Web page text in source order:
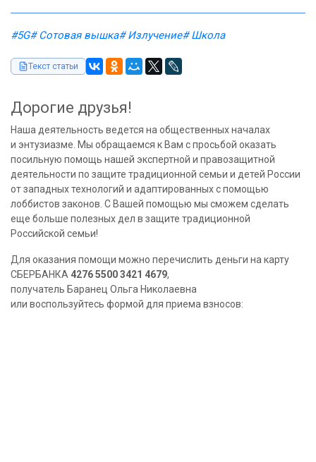
#5G# Сотовая вышка# Излучение# Школа
Текст статьи
Дорогие друзья!
Наша деятельность ведется на общественных началах
и энтузиазме. Мы обращаемся к Вам с просьбой оказать
посильную помощь нашей экспертной и правозащитной
деятельности по защите традиционной семьи и детей России
от западных технологий и адаптированных с помощью
лоббистов законов. С Вашей помощью мы сможем сделать
еще больше полезных дел в защите традиционной
Российской семьи!
Для оказания помощи можно перечислить деньги на карту
СБЕРБАНКА 4276 5500 3421 4679,
получатель Баранец Ольга Николаевна
или воспользуйтесь формой для приема взносов: